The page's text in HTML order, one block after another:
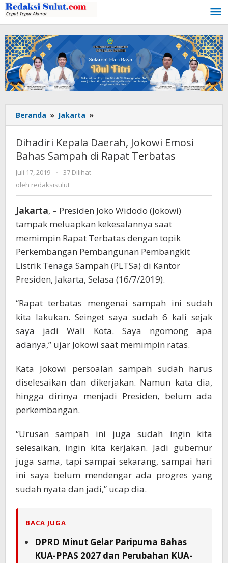
Lewati
ke
konten
Beranda » Jakarta »
Kepala
Daerah,
Jokowi
Emosi
Terbatas
Dihadiri Kepala Daerah, Jokowi Emosi
Bahas Sampah di Rapat Terbatas
Juli 17, 2019
oleh
redaksisulut
-
37 Dilihat
oleh redaksisulut
Jakarta, – Presiden Joko Widodo (Jokowi)
tampak meluapkan kekesalannya saat
memimpin Rapat Terbatas dengan topik
Perkembangan Pembangunan Pembangkit
Listrik Tenaga Sampah (PLTSa) di Kantor
Presiden, Jakarta, Selasa (16/7/2019).
“Rapat terbatas mengenai sampah ini sudah
kita lakukan. Seinget saya sudah 6 kali sejak
saya jadi Wali Kota. Saya ngomong apa
adanya,” ujar Jokowi saat memimpin ratas.
Kata Jokowi persoalan sampah sudah harus
diselesaikan dan dikerjakan. Namun kata dia,
hingga dirinya menjadi Presiden, belum ada
perkembangan.
“Urusan sampah ini juga sudah ingin kita
selesaikan, ingin kita kerjakan. Jadi gubernur
juga sama, tapi sampai sekarang, sampai hari
ini saya belum mendengar ada progres yang
sudah nyata dan jadi,” ucap dia.
BACA JUGA
DPRD Minut Gelar Paripurna Bahas
KUA-PPAS 2027 dan Perubahan KUA-